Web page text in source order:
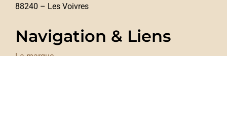
88240 – Les Voivres
Navigation & Liens
La marque